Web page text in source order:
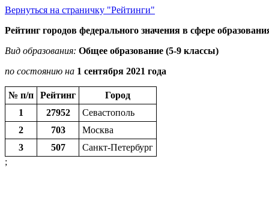
Вернуться на страничку "Рейтинги"
Рейтинг городов федерального значения в сфере
Вид образования: Общее образование (5-9 классы)
по состоянию на 1 сентября 2021 года
№ п/п Рейтинг
Город
1
27952
Севастополь
2
703
Москва
3
507
Санкт-Петербург
;